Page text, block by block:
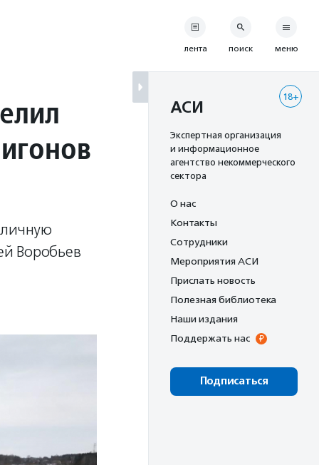
Воробьев
лента поиск меню
18+
АСИ
Экспертная организация
и информационное
агентство некоммерческого
сектора
О нас
Контакты
Сотрудники
Мероприятия АСИ
Прислать новость
Полезная библиотека
Наши издания
Поддержать нас
Подписаться